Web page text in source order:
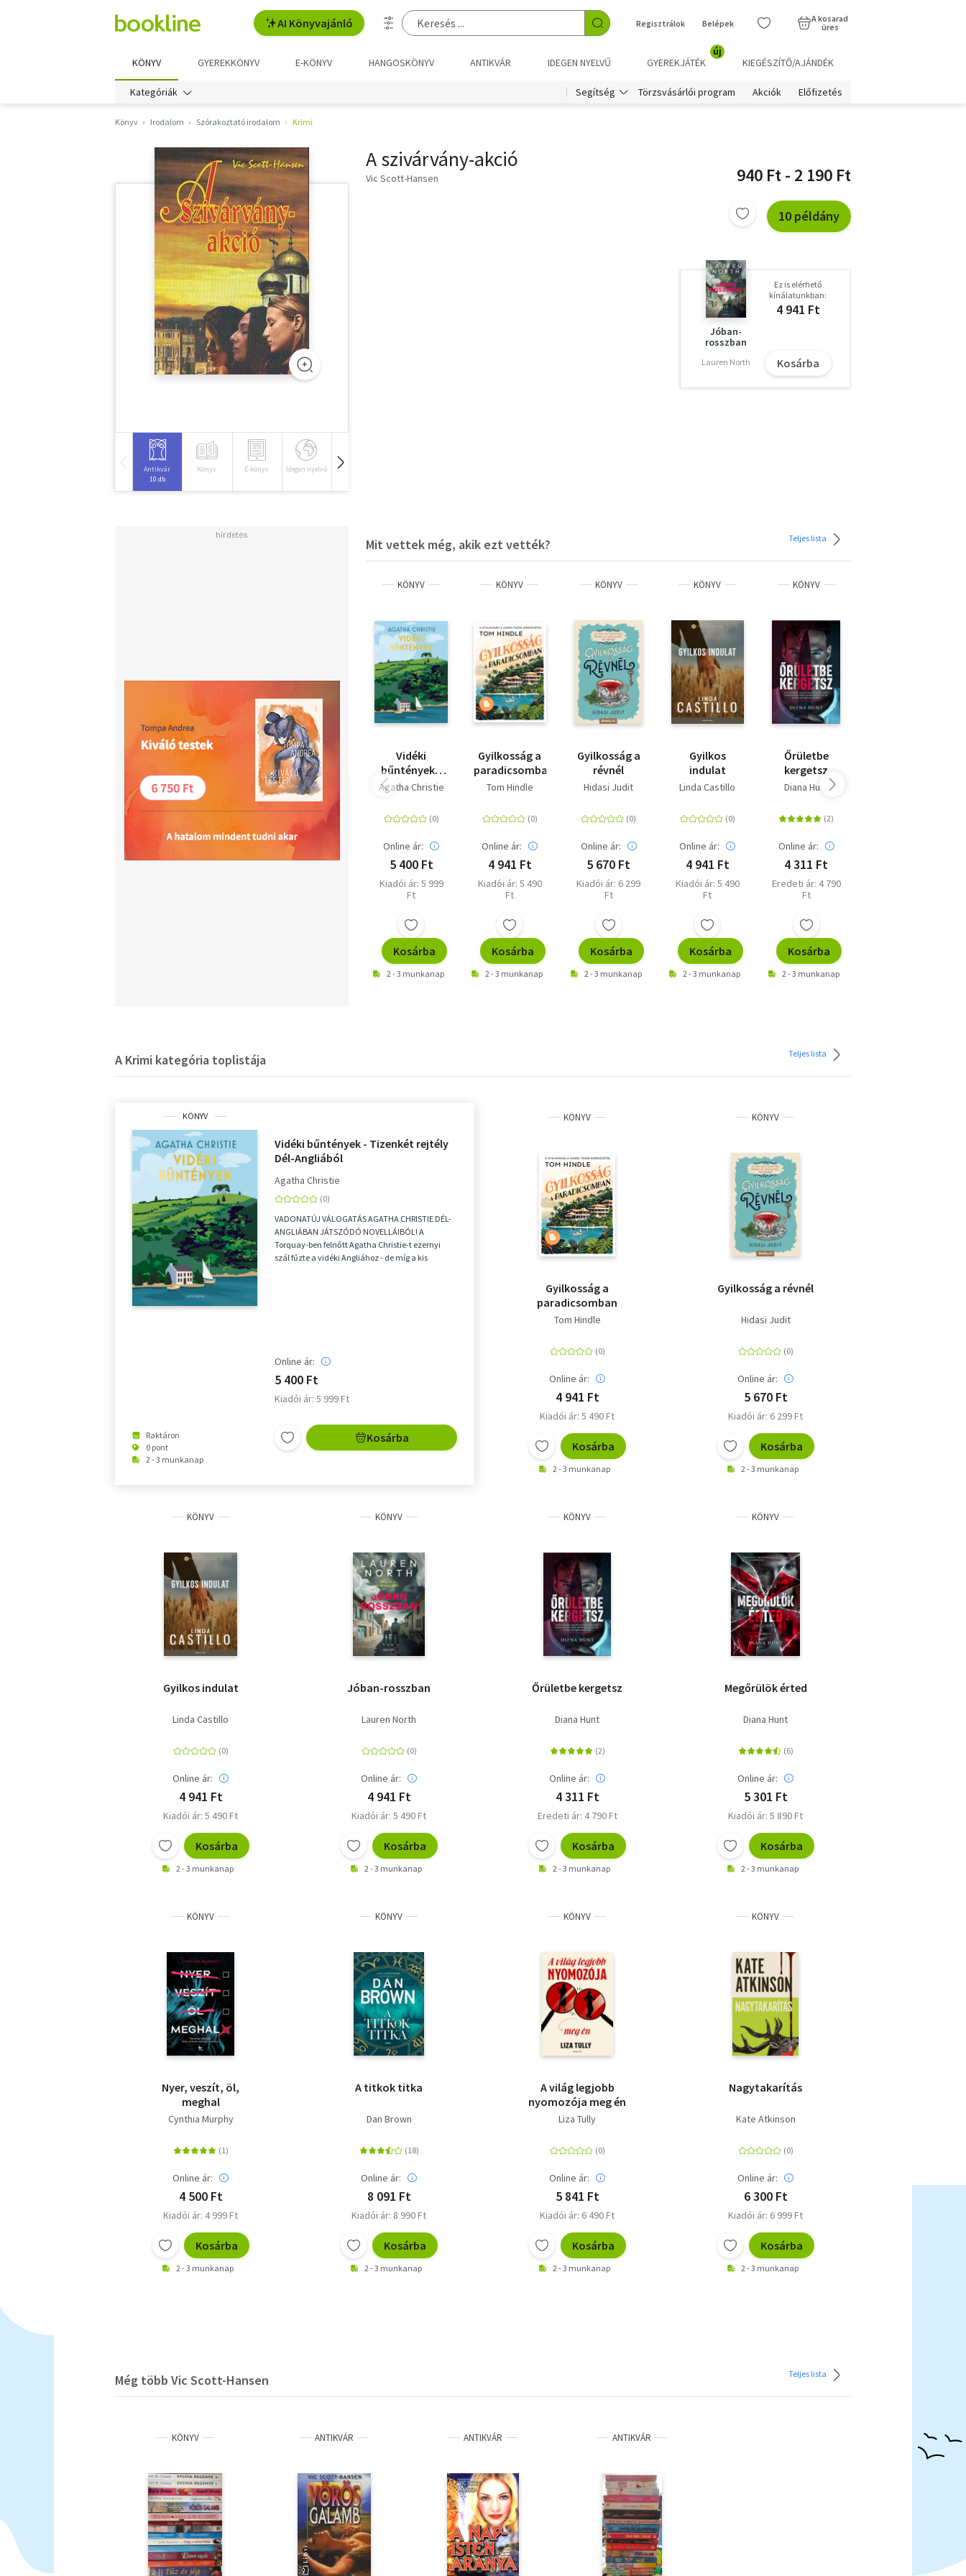
AI Könyvajánló Regisztrálok Belépek
A kosarad
üres
KÖNYV GYEREKKÖNYV E-KÖNYV HANGOSKÖNYV ANTIKVÁR IDEGEN NYELVŰ GYEREKJÁTÉK
új
KIEGÉSZÍTŐ/AJÁNDÉK
Kategóriák Segítség Törzsvásárlói program Akciók Előfizetés
Könyv Irodalom Szórakoztató irodalom Krimi
Antikvár
10 db
Könyv E-könyv Idegen nyelvű Hangoskönyv
A szivárvány-akció
Vic Scott-Hansen 940 Ft - 2 190 Ft
10 példány
Jóban-
rosszban
Lauren North
Ez is elérhető
kínálatunkban:
4 941 Ft
Kosárba
Mit vettek még, akik ezt vették? Teljes lista
KÖNYV
Vidéki
bűntények -
Tizenkét
Angliából
Agatha Christie
Online ár:
5 400 Ft
Kiadói ár: 5 999
Ft
Kosárba
2 - 3 munkanap
KÖNYV
Gyilkosság a
paradicsomban
Tom Hindle
Online ár:
4 941 Ft
Kiadói ár: 5 490
Ft
Kosárba
2 - 3 munkanap
KÖNYV
Gyilkosság a
révnél
Hidasi Judit
Online ár:
5 670 Ft
Kiadói ár: 6 299
Ft
Kosárba
2 - 3 munkanap
KÖNYV
Gyilkos
indulat
Linda Castillo
Online ár:
4 941 Ft
Kiadói ár: 5 490
Ft
Kosárba
2 - 3 munkanap
KÖNYV
Őrületbe
kergetsz
Diana Hunt
Online ár:
4 311 Ft
Eredeti ár: 4 790
Ft
Kosárba
2 - 3 munkanap
A Krimi kategória toplistája Teljes lista
KÖNYV
Raktáron
0 pont
2 - 3 munkanap
Vidéki bűntények - Tizenkét rejtély
Dél-Angliából
Agatha Christie
VADONATÚJ VÁLOGATÁS AGATHA CHRISTIE DÉL-
ANGLIÁBAN JÁTSZÓDÓ NOVELLÁIBÓL! A
Torquay-ben felnőtt Agatha Christie-t ezernyi
szál fűzte a vidéki Angliához - de míg a kis
Online ár:
5 400 Ft
Kiadói ár: 5 999 Ft
Kosárba
KÖNYV
Gyilkosság a
paradicsomban
Tom Hindle
Online ár:
4 941 Ft
Kiadói ár: 5 490 Ft
Kosárba
2 - 3 munkanap
KÖNYV
Gyilkosság a révnél
Hidasi Judit
Online ár:
5 670 Ft
Kiadói ár: 6 299 Ft
Kosárba
2 - 3 munkanap
KÖNYV
Gyilkos indulat
Linda Castillo
Online ár:
4 941 Ft
Kiadói ár: 5 490 Ft
Kosárba
2 - 3 munkanap
KÖNYV
Jóban-rosszban
Lauren North
Online ár:
4 941 Ft
Kiadói ár: 5 490 Ft
Kosárba
2 - 3 munkanap
KÖNYV
Őrületbe kergetsz
Diana Hunt
Online ár:
4 311 Ft
Eredeti ár: 4 790 Ft
Kosárba
2 - 3 munkanap
KÖNYV
Megőrülök érted
Diana Hunt
Online ár:
5 301 Ft
Kiadói ár: 5 890 Ft
Kosárba
2 - 3 munkanap
KÖNYV
Nyer, veszít, öl,
meghal
Cynthia Murphy
Online ár:
4 500 Ft
Kiadói ár: 4 999 Ft
Kosárba
2 - 3 munkanap
KÖNYV
A titkok titka
Dan Brown
Online ár:
8 091 Ft
Kiadói ár: 8 990 Ft
Kosárba
2 - 3 munkanap
KÖNYV
A világ legjobb
nyomozója meg én
Liza Tully
Online ár:
5 841 Ft
Kiadói ár: 6 490 Ft
Kosárba
2 - 3 munkanap
KÖNYV
Nagytakarítás
Kate Atkinson
Online ár:
6 300 Ft
Kiadói ár: 6 999 Ft
Kosárba
2 - 3 munkanap
Még több Vic Scott-Hansen Teljes lista
KÖNYV ANTIKVÁR ANTIKVÁR ANTIKVÁR